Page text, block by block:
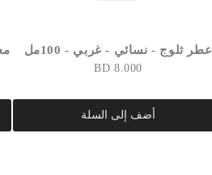
عطر ثلوج - نسائي - غربي - 100مل
8.000 BD
أضف إلى السلة